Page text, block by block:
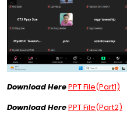
Download HerePPT File(Part1)
Download HerePPT File(Part2)